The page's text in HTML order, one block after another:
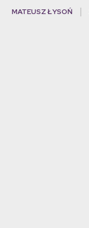
MATEUSZ ŁYSOŃ